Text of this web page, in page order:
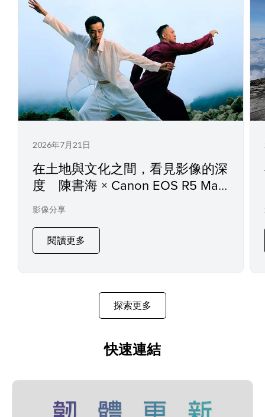
2026年7月21日
在土地與文化之間，看見影像的深
度 陳書海 × Canon EOS R5 Mark
II
影像分享
閱讀更多
探索更多
快速連結